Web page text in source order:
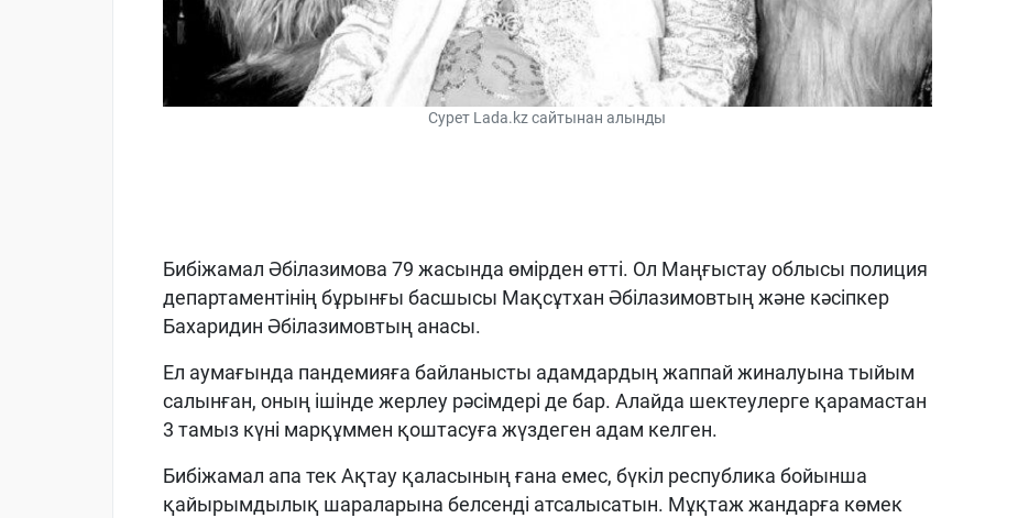
Сурет Lada.kz сайтынан алынды
Бибіжамал Әбілазимова 79 жасында өмірден өтті. Ол Маңғыстау облысы полиция
департаментінің бұрынғы басшысы Мақсұтхан Әбілазимовтың және кәсіпкер
Бахаридин Әбілазимовтың анасы.
Ел аумағында пандемияға байланысты адамдардың жаппай жиналуына тыйым
салынған, оның ішінде жерлеу рәсімдері де бар. Алайда шектеулерге қарамастан
3 тамыз күні марқұммен қоштасуға жүздеген адам келген.
Бибіжамал апа тек Ақтау қаласының ғана емес, бүкіл республика бойынша
қайырымдылық шараларына белсенді атсалысатын. Мұқтаж жандарға көмек